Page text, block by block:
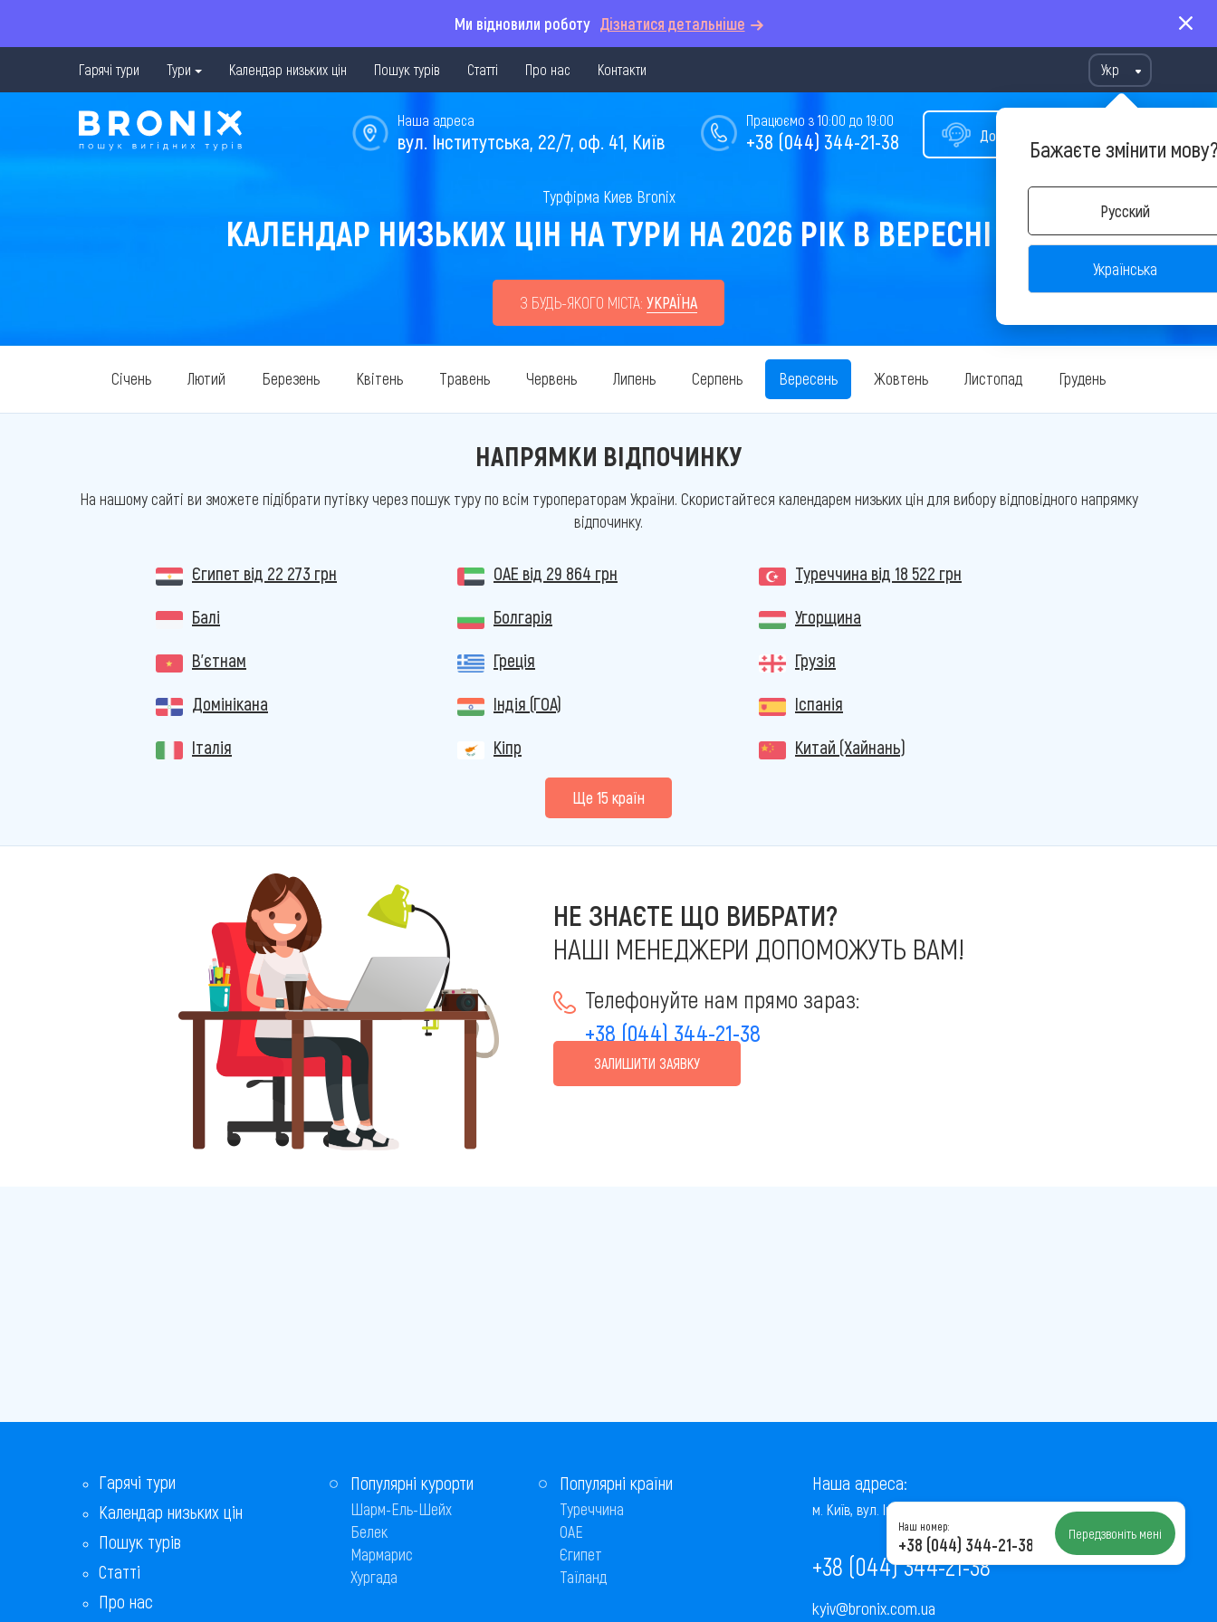
Ми відновили роботу Дізнатися детальніше
Гарячі тури Тури Календар низьких цін Пошук турів Статті Про нас Контакти Укр
Бажаєте змінити
Русский
Українська
Допомога у виборі туру
Працюємо з 10:00 до 19:00
+38 (044) 344-21-38
Наша адреса
вул. Інститутська, 22/7, оф. 41, Київ
Турфірма Киев Bronix
КАЛЕНДАР НИЗЬКИХ ЦІН НА ТУРИ НА 2026 РІК В ВЕРЕСНІ
З БУДЬ-ЯКОГО МІСТА: УКРАЇНА
Січень Лютий Березень Квітень Травень Червень Липень Серпень Вересень Жовтень Листопад Грудень
НАПРЯМКИ ВІДПОЧИНКУ
На нашому сайті ви зможете підібрати путівку через пошук туру по всім туроператорам України. Скористайтеся календарем низьких цін для вибору відповідного напрямку
відпочинку.
Єгипет від 22 273 грн ОАЕ від 29 864 грн Туреччина від 18 522 грн
Балі
Болгарія
Угорщина
В'єтнам
Греція
Грузія
Домінікана
Індія (ГОА)
Іспанія
Італія
Кіпр Китай (Хайнань)
Ще 15 країн
НЕ ЗНАЄТЕ ЩО ВИБРАТИ?
НАШІ МЕНЕДЖЕРИ ДОПОМОЖУТЬ ВАМ!
Телефонуйте нам прямо зараз:
+38 (044) 344-21-38
ЗАЛИШИТИ ЗАЯВКУ
Гарячі тури
Календар низьких цін
Пошук турів
Статті
Про нас
Популярні курорти
Шарм-Ель-Шейх
Белек
Мармарис
Хургада
Популярні країни
Туреччина
ОАЕ
Єгипет
Таїланд
Наша адреса:
м. Київ, вул. Інститутська, 22/7, оф. 41
+38 (044) 344-21-38
kyiv@bronix.com.ua
Наш номер:
+38 (044) 344-21-38 Передзвоніть мені